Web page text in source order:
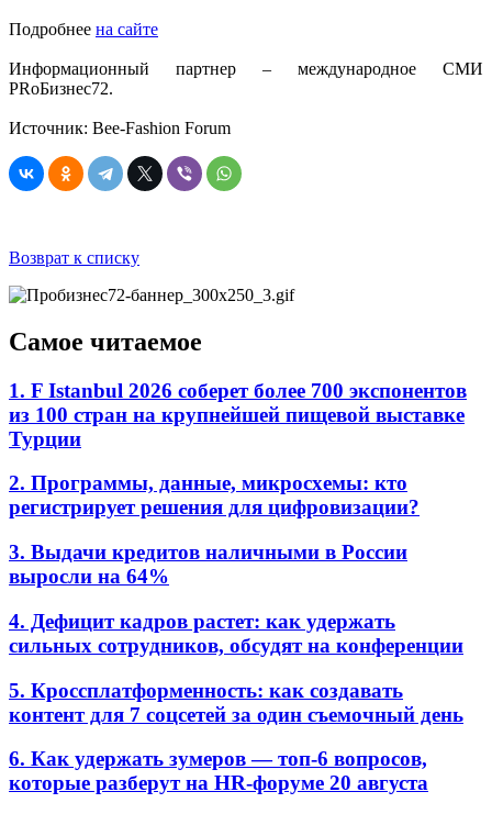
Подробнее на сайте
Информационный партнер – международное СМИ
PRоБизнес72.
Источник: Bee-Fashion Forum
Возврат к списку
Самое читаемое
1. F Istanbul 2026 соберет более 700 экспонентов
из 100 стран на крупнейшей пищевой выставке
Турции
2. Программы, данные, микросхемы: кто
регистрирует решения для цифровизации?
3. Выдачи кредитов наличными в России
выросли на 64%
4. Дефицит кадров растет: как удержать
сильных сотрудников, обсудят на конференции
5. Кроссплатформенность: как создавать
контент для 7 соцсетей за один съемочный день
6. Как удержать зумеров — топ-6 вопросов,
которые разберут на HR-форуме 20 августа